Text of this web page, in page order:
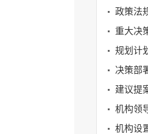
政策法
重大决
规划计
决策部
建议提
机构领
机构设